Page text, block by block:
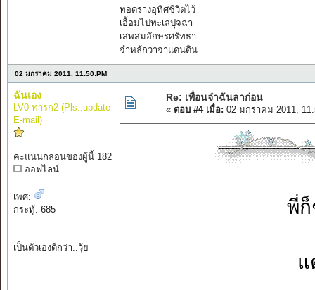
ทอดร่างอุทิศชีวิตไว้
เอื้อมไปทะเลปุจฉา
เสพสมอักษรศรัทธา
จำหลักวาจาแดนดิน
02 มกราคม 2011, 11:50:PM
ฉันเอง
LV0 ทารก2 (Pls..update
E-mail)
คะแนนกลอนของผู้นี้ 182
ออฟไลน์
เพศ:
กระทู้: 685
เป็นตัวเองดีกว่า..วุ้ย
Re: เพื่อนจ๋าฉันลาก่อน
« ตอบ #4 เมื่อ: 02 มกราคม 2011,
พี่
แ